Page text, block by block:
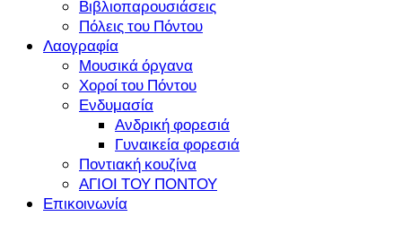
Βιβλιοπαρουσιάσεις
Πόλεις του Πόντου
Λαογραφία
Μουσικά όργανα
Χοροί του Πόντου
Ενδυμασία
Ανδρική φορεσιά
Γυναικεία φορεσιά
Ποντιακή κουζίνα
ΑΓΙΟΙ ΤΟΥ ΠΟΝΤΟΥ
Επικοινωνία